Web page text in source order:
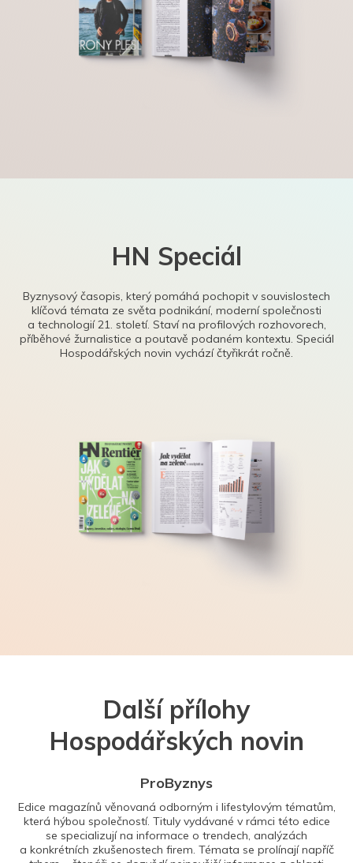
HN Speciál
Byznysový časopis, který pomáhá pochopit v souvislostech
klíčová témata ze světa podnikání, moderní společnosti
a technologií 21. století. Staví na profilových rozhovorech,
příběhové žurnalistice a poutavě podaném kontextu. Speciál
Hospodářských novin vychází čtyřikrát ročně.
Další přílohy
Hospodářských novin
ProByznys
Edice magazínů věnovaná odborným i lifestylovým tématům,
která hýbou společností. Tituly vydávané v rámci této edice
se specializují na informace o trendech, analýzách
a konkrétních zkušenostech firem. Témata se prolínají napříč